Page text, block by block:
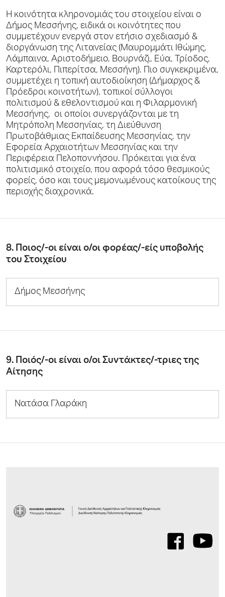
Η κοινότητα κληρονομιάς του στοιχείου είναι ο
Δήμος Μεσσήνης, ειδικά οι κοινότητες που
συμμετέχουν ενεργά στον ετήσιο σχεδιασμό &
διοργάνωση της Λιτανείας (Μαυρομμάτι Ιθώμης,
Λάμπαινα, Αριστοδήμειο, Βουρνάζι, Εύα, Τρίοδος,
Καρτερόλι, Πιπερίτσα, Μεσσήνη). Πιο συγκεκριμένα,
συμμετέχει η τοπική αυτοδιοίκηση (Δήμαρχος &
Πρόεδροι κοινοτήτων), τοπικοί σύλλογοι
πολιτισμού & εθελοντισμού και η Φιλαρμονική
Μεσσήνης, οι οποίοι συνεργάζονται με τη
Μητρόπολη Μεσσηνίας, τη Διεύθυνση
Πρωτοβάθμιας Εκπαίδευσης Μεσσηνίας, την
Εφορεία Αρχαιοτήτων Μεσσηνίας και την
Περιφέρεια Πελοποννήσου. Πρόκειται για ένα
πολιτισμικό στοιχείο, που αφορά τόσο θεσμικούς
φορείς, όσο και τους μεμονωμένους κατοίκους της
περιοχής διαχρονικά.
8. Ποιος/-οι είναι ο/οι φορέας/-είς υποβολής
του Στοιχείου
Δήμος Μεσσήνης
9. Ποιός/-οι είναι ο/οι Συντάκτες/-τριες της
Αίτησης
Νατάσα Γλαράκη